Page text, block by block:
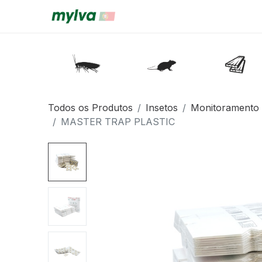
Todos os Produtos Insetos
Monitoramento
MASTER TRAP PLASTIC